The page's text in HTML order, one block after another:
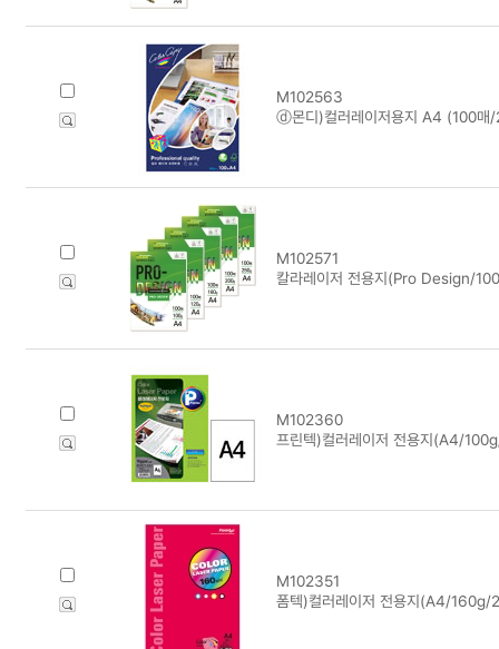
M102563
ⓓ몬디)컬러레이저용지 A4 (100매
M102571
칼라레이저 전용지(Pro Design/
M102360
프린텍)컬러레이저 전용지(A4/
M102351
폼텍)컬러레이저 전용지(A4/